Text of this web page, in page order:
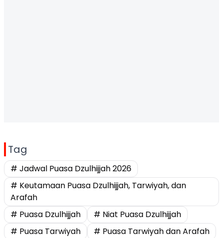
Tag
# Jadwal Puasa Dzulhijjah 2026
# Keutamaan Puasa Dzulhijjah, Tarwiyah, dan
Arafah
# Puasa Dzulhijjah
# Niat Puasa Dzulhijjah
# Puasa Tarwiyah
# Puasa Tarwiyah dan Arafah